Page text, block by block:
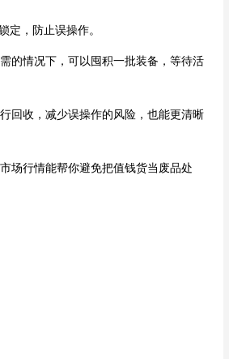
定，防止误操作。
的情况下，可以囤积一批装备，等待活
回收，减少误操作的风险，也能更清晰
场行情能帮你避免把值钱货当废品处